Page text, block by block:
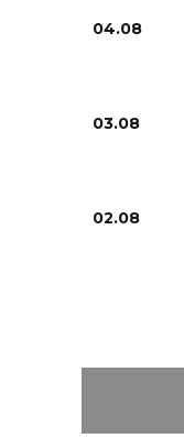
04.08
03.08
02.08